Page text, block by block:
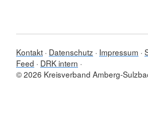
Kontakt Datenschutz Impressum
Feed
DRK intern
© 2026 Kreisverband Amberg-